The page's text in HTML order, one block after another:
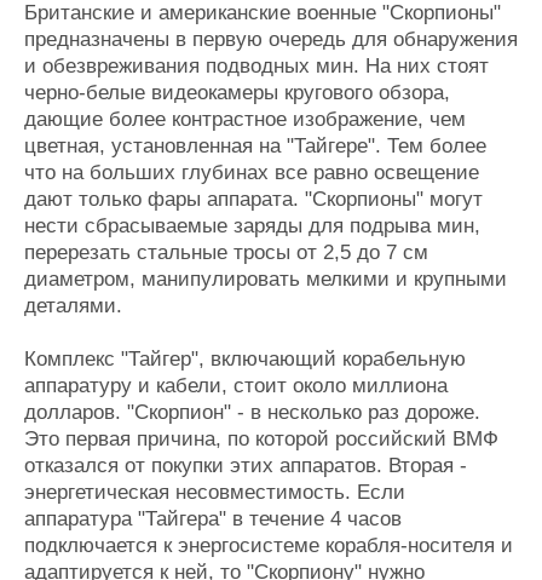
Британские и американские военные "Скорпионы"
предназначены в первую очередь для обнаружения
и обезвреживания подводных мин. На них стоят
черно-белые видеокамеры кругового обзора,
дающие более контрастное изображение, чем
цветная, установленная на "Тайгере". Тем более
что на больших глубинах все равно освещение
дают только фары аппарата. "Скорпионы" могут
нести сбрасываемые заряды для подрыва мин,
перерезать стальные тросы от 2,5 до 7 см
диаметром, манипулировать мелкими и крупными
деталями.
Комплекс "Тайгер", включающий корабельную
аппаратуру и кабели, стоит около миллиона
долларов. "Скорпион" - в несколько раз дороже.
Это первая причина, по которой российский ВМФ
отказался от покупки этих аппаратов. Вторая -
энергетическая несовместимость. Если
аппаратура "Тайгера" в течение 4 часов
подключается к энергосистеме корабля-носителя и
адаптируется к ней, то "Скорпиону" нужно